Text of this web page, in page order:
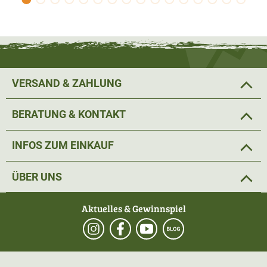
VERSAND & ZAHLUNG
BERATUNG & KONTAKT
INFOS ZUM EINKAUF
ÜBER UNS
Aktuelles & Gewinnspiel